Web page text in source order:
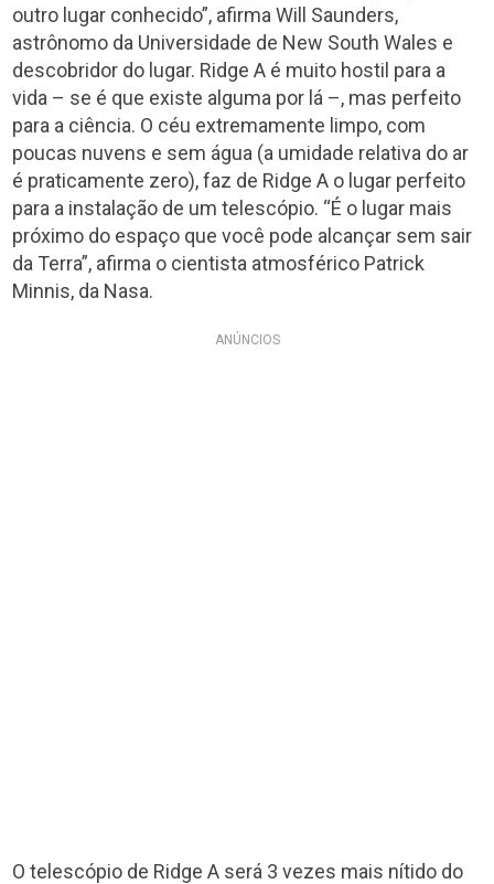
outro lugar conhecido”, afirma Will Saunders,
astrônomo da Universidade de New South Wales e
descobridor do lugar. Ridge A é muito hostil para a
vida – se é que existe alguma por lá –, mas perfeito
para a ciência. O céu extremamente limpo, com
poucas nuvens e sem água (a umidade relativa do ar
é praticamente zero), faz de Ridge A o lugar perfeito
para a instalação de um telescópio. “É o lugar mais
próximo do espaço que você pode alcançar sem sair
da Terra”, afirma o cientista atmosférico Patrick
Minnis, da Nasa.
ANÚNCIOS
O telescópio de Ridge A será 3 vezes mais nítido do